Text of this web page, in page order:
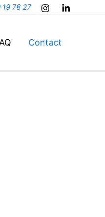
19 78 27
Contact